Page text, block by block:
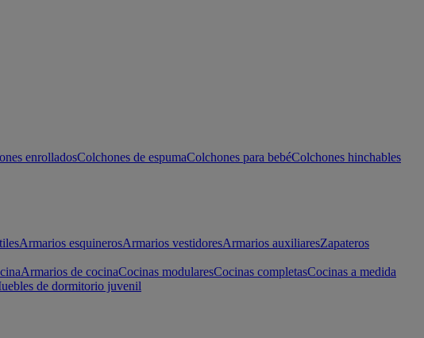
enrolladosColchones de espumaColchones para bebéColchones hinchables
Armarios esquinerosArmarios vestidoresArmarios auxiliaresZapateros
Armarios de cocinaCocinas modularesCocinas completasCocinas a medida
de dormitorio juvenil